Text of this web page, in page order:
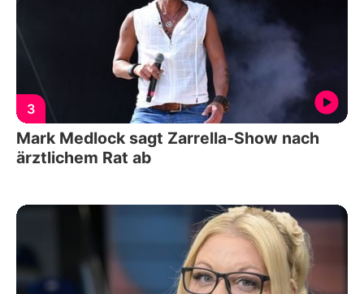
3
Mark Medlock sagt Zarrella-Show nach
ärztlichem Rat ab